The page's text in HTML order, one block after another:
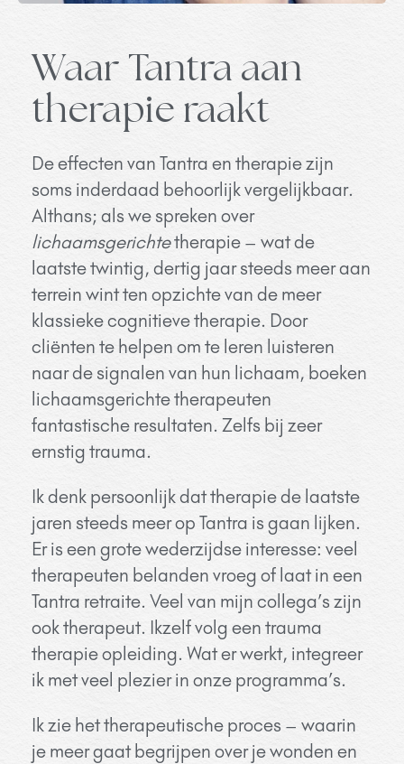
Waar Tantra aan
therapie raakt
De effecten van Tantra en therapie zijn
soms inderdaad behoorlijk vergelijkbaar.
Althans; als we spreken over
lichaamsgerichtetherapie – wat de
laatste twintig, dertig jaar steeds meer aan
terrein wint ten opzichte van de meer
klassieke cognitieve therapie. Door
cliënten te helpen om te leren luisteren
naar de signalen van hun lichaam, boeken
lichaamsgerichte therapeuten
fantastische resultaten. Zelfs bij zeer
ernstig trauma.
Ik denk persoonlijk dat therapie de laatste
jaren steeds meer op Tantra is gaan lijken.
Er is een grote wederzijdse interesse: veel
therapeuten belanden vroeg of laat in een
Tantra retraite. Veel van mijn collega’s zijn
ook therapeut. Ikzelf volg een trauma
therapie opleiding. Wat er werkt, integreer
ik met veel plezier in onze programma’s.
Ik zie het therapeutische proces – waarin
je meer gaat begrijpen over je wonden en